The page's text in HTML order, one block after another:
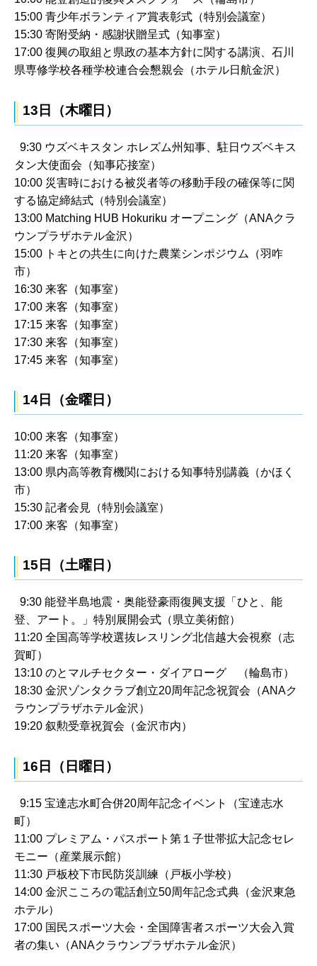
15:00 青少年ボランティア賞表彰式（特別会議室）
15:30 寄附受納・感謝状贈呈式（知事室）
17:00 復興の取組と県政の基本方針に関する講演、石川
県専修学校各種学校連合会懇親会（ホテル日航金沢）
13日（木曜日）
9:30 ウズベキスタン ホレズム州知事、駐日ウズベキス
タン大使面会（知事応接室）
10:00 災害時における被災者等の移動手段の確保等に関
する協定締結式（特別会議室）
13:00 Matching HUB Hokuriku オープニング（ANAクラ
ウンプラザホテル金沢）
15:00 トキとの共生に向けた農業シンポジウム（羽咋
市）
16:30 来客（知事室）
17:00 来客（知事室）
17:15 来客（知事室）
17:30 来客（知事室）
17:45 来客（知事室）
14日（金曜日）
10:00 来客（知事室）
11:20 来客（知事室）
13:00 県内高等教育機関における知事特別講義（かほく
市）
15:30 記者会見（特別会議室）
17:00 来客（知事室）
15日（土曜日）
9:30 能登半島地震・奥能登豪雨復興支援「ひと、能
登、アート。」特別展開会式（県立美術館）
11:20 全国高等学校選抜レスリング北信越大会視察（志
賀町）
13:10 のとマルチセクター・ダイアローグ （輪島市）
18:30 金沢ゾンタクラブ創立20周年記念祝賀会（ANAク
ラウンプラザホテル金沢）
19:20 叙勲受章祝賀会（金沢市内）
16日（日曜日）
9:15 宝達志水町合併20周年記念イベント（宝達志水
町）
11:00 プレミアム・パスポート第１子世帯拡大記念セレ
モニー（産業展示館）
11:30 戸板校下市民防災訓練（戸板小学校）
14:00 金沢こころの電話創立50周年記念式典（金沢東急
ホテル）
17:00 国民スポーツ大会・全国障害者スポーツ大会入賞
者の集い（ANAクラウンプラザホテル金沢）